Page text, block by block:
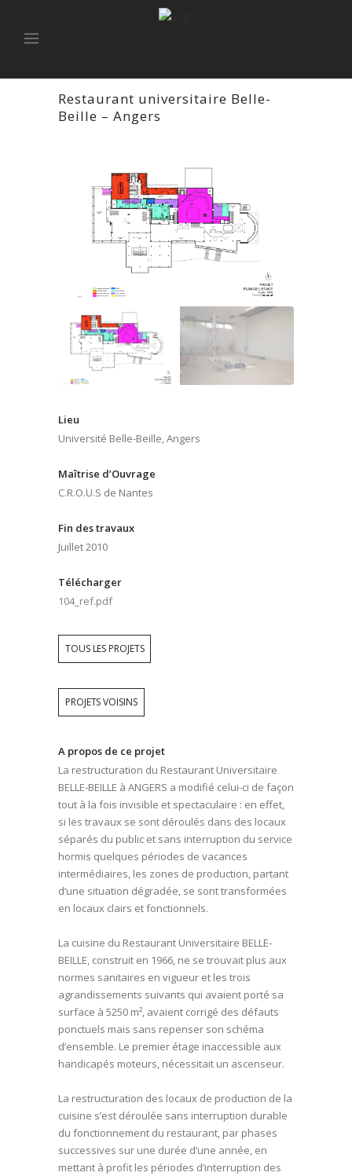
Restaurant universitaire Belle-
Beille – Angers
Lieu
Université Belle-Beille, Angers
Maîtrise d’Ouvrage
C.R.O.U.S de Nantes
Fin des travaux
Juillet 2010
Télécharger
104_ref.pdf
TOUS LES PROJETS
PROJETS VOISINS
A propos de ce projet
La restructuration du Restaurant Universitaire
BELLE-BEILLE à ANGERS a modifié celui-ci de façon
tout à la fois invisible et spectaculaire : en effet,
si les travaux se sont déroulés dans des locaux
séparés du public et sans interruption du service
hormis quelques périodes de vacances
intermédiaires, les zones de production, partant
d’une situation dégradée, se sont transformées
en locaux clairs et fonctionnels.
La cuisine du Restaurant Universitaire BELLE-
BEILLE, construit en 1966, ne se trouvait plus aux
normes sanitaires en vigueur et les trois
agrandissements suivants qui avaient porté sa
surface à 5250 m², avaient corrigé des défauts
ponctuels mais sans repenser son schéma
d’ensemble. Le premier étage inaccessible aux
handicapés moteurs, nécessitait un ascenseur.
La restructuration des locaux de production de la
cuisine s’est déroulée sans interruption durable
du fonctionnement du restaurant, par phases
successives sur une durée d’une année, en
mettant à profit les périodes d’interruption des